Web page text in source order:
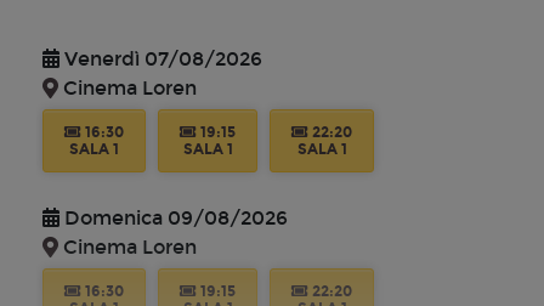
Venerdì 07/08/2026
Cinema Loren
16:30
SALA 1
19:15
SALA 1
22:20
SALA 1
Domenica 09/08/2026
Cinema Loren
16:30
19:15
22:20